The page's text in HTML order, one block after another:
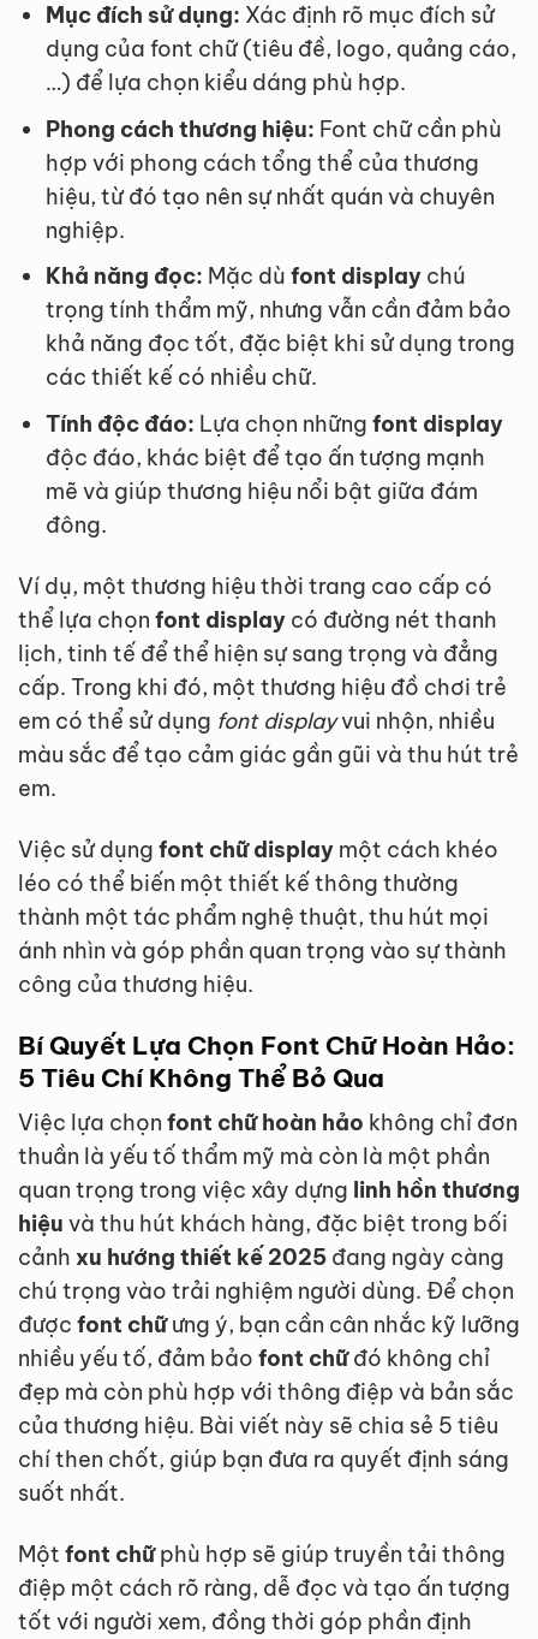
Mục đích sử dụng: Xác định rõ mục đích sử
dụng của font chữ (tiêu đề, logo, quảng cáo,
…) để lựa chọn kiểu dáng phù hợp.
Phong cách thương hiệu: Font chữ cần phù
hợp với phong cách tổng thể của thương
hiệu, từ đó tạo nên sự nhất quán và chuyên
nghiệp.
Khả năng đọc: Mặc dù font displaychú
trọng tính thẩm mỹ, nhưng vẫn cần đảm bảo
khả năng đọc tốt, đặc biệt khi sử dụng trong
các thiết kế có nhiều chữ.
Tính độc đáo: Lựa chọn những font display
độc đáo, khác biệt để tạo ấn tượng mạnh
mẽ và giúp thương hiệu nổi bật giữa đám
đông.
Ví dụ, một thương hiệu thời trang cao cấp có
thể lựa chọn font display có đường nét thanh
lịch, tinh tế để thể hiện sự sang trọng và đẳng
cấp. Trong khi đó, một thương hiệu đồ chơi trẻ
em có thể sử dụng font displayvui nhộn, nhiều
màu sắc để tạo cảm giác gần gũi và thu hút trẻ
em.
Việc sử dụng font chữ display một cách khéo
léo có thể biến một thiết kế thông thường
thành một tác phẩm nghệ thuật, thu hút mọi
ánh nhìn và góp phần quan trọng vào sự thành
công của thương hiệu.
Bí Quyết Lựa Chọn Font Chữ Hoàn Hảo:
5 Tiêu Chí Không Thể Bỏ Qua
Việc lựa chọn font chữ hoàn hảo không chỉ đơn
thuần là yếu tố thẩm mỹ mà còn là một phần
quan trọng trong việc xây dựng linh hồn thương
hiệu và thu hút khách hàng, đặc biệt trong bối
cảnh xu hướng thiết kế 2025 đang ngày càng
chú trọng vào trải nghiệm người dùng. Để chọn
được font chữưng ý, bạn cần cân nhắc kỹ lưỡng
nhiều yếu tố, đảm bảo font chữđó không chỉ
đẹp mà còn phù hợp với thông điệp và bản sắc
của thương hiệu. Bài viết này sẽ chia sẻ 5 tiêu
chí then chốt, giúp bạn đưa ra quyết định sáng
suốt nhất.
Một font chữphù hợp sẽ giúp truyền tải thông
điệp một cách rõ ràng, dễ đọc và tạo ấn tượng
tốt với người xem, đồng thời góp phần định